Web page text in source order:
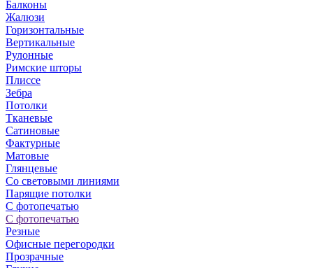
Балконы
Жалюзи
Горизонтальные
Вертикальные
Рулонные
Римские шторы
Плиссе
Зебра
Потолки
Тканевые
Сатиновые
Фактурные
Матовые
Глянцевые
Со световыми линиями
Парящие потолки
С фотопечатью
С фотопечатью
Резные
Офисные перегородки
Прозрачные